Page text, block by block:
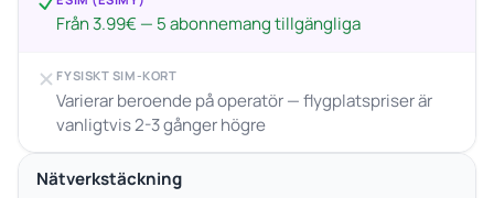
Från 3.99€ — 5 abonnemang tillgängliga
FYSISKT SIM-KORT
Varierar beroende på operatör — flygplatspriser är
vanligtvis 2-3 gånger högre
Nätverkstäckning